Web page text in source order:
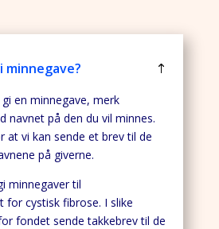
minnegave?
en minnegave, merk
navnet på den du vil minnes.
at vi kan sende et brev til de
på giverne.
minnegaver til
for cystisk fibrose. I slike
fondet sende takkebrev til de